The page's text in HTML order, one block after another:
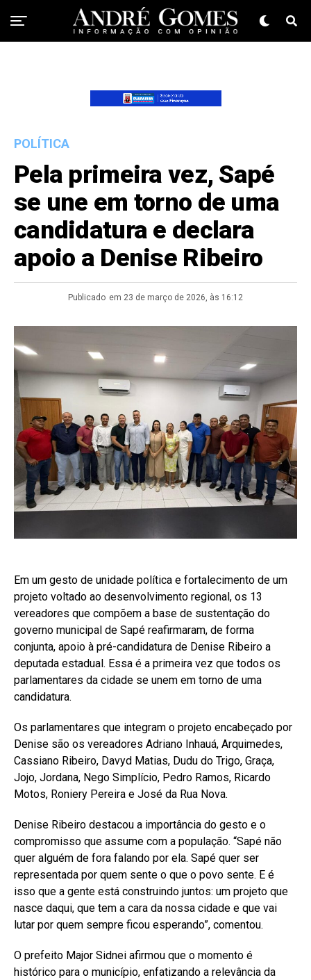
POLÍTICA
Pela primeira vez, Sapé
se une em torno de uma
candidatura e declara
apoio a Denise Ribeiro
Publicado em 23 de março de 2026, às 16:12
Em um gesto de unidade política e fortalecimento de um
projeto voltado ao desenvolvimento regional, os 13
vereadores que compõem a base de sustentação do
governo municipal de Sapé reafirmaram, de forma
conjunta, apoio à pré-candidatura de Denise Ribeiro a
deputada estadual. Essa é a primeira vez que todos os
parlamentares da cidade se unem em torno de uma
candidatura.
Os parlamentares que integram o projeto encabeçado por
Denise são os vereadores Adriano Inhauá, Arquimedes,
Cassiano Ribeiro, Davyd Matias, Dudu do Trigo, Graça,
Jojo, Jordana, Nego Simplício, Pedro Ramos, Ricardo
Motos, Roniery Pereira e José da Rua Nova.
Denise Ribeiro destacou a importância do gesto e o
compromisso que assume com a população. “Sapé não
quer alguém de fora falando por ela. Sapé quer ser
representada por quem sente o que o povo sente. E é
isso que a gente está construindo juntos: um projeto que
nasce daqui, que tem a cara da nossa cidade e que vai
lutar por quem sempre ficou esperando”, comentou.
O prefeito Major Sidnei afirmou que o momento é
histórico para o município, enfatizando a relevância da